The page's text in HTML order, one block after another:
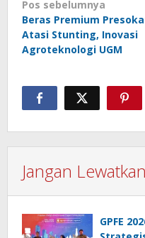
Navigasi
pos
Pos sebelumnya
Beras Premium
Atasi Stunting, Inovasi
Agroteknologi UGM
Jangan Lewatkan
GPFE